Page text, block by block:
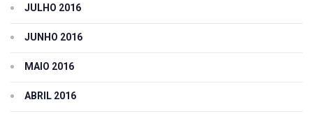
JULHO 2016
JUNHO 2016
MAIO 2016
ABRIL 2016